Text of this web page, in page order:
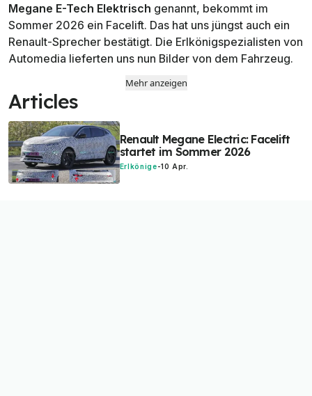
Megane E-Tech Elektrisch genannt, bekommt im
Sommer 2026 ein Facelift. Das hat uns jüngst auch ein
Renault-Sprecher bestätigt. Die Erlkönigspezialisten von
Automedia lieferten uns nun Bilder von dem Fahrzeug.
Mehr anzeigen
Articles
Renault Megane Electric: Facelift
startet im Sommer 2026
Erlkönige-10 Apr.